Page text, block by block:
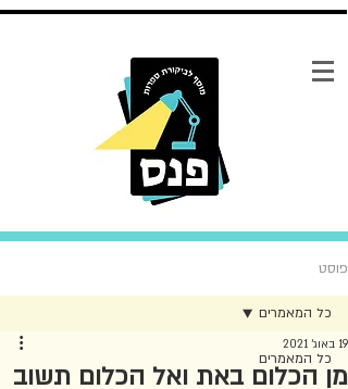
פוסט
כל המאמרים
כל המאמרים
מן הכלום באת ואל הכלום תשוב
19 באוג׳ 2021